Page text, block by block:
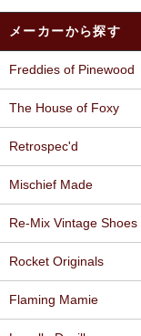
メーカーから探す
Freddies of Pinewood
The House of Foxy
Retrospec'd
Mischief Made
Re-Mix Vintage Shoes
Rocket Originals
Flaming Mamie